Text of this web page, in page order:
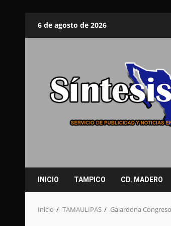
6 de agosto de 2026
INICIO TAMPICO CD. MADERO
Inicio TAMAULIPAS Galardona